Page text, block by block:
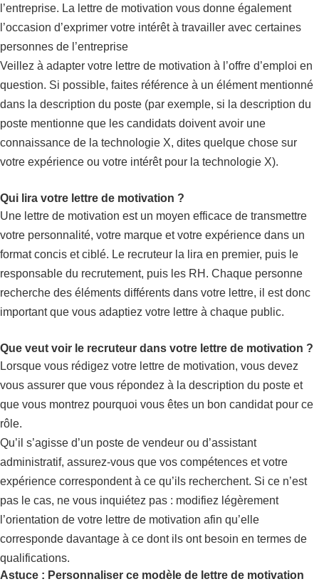
l’entreprise. La lettre de motivation vous donne également
l’occasion d’exprimer votre intérêt à travailler avec certaines
personnes de l’entreprise
Veillez à adapter votre lettre de motivation à l’offre d’emploi en
question. Si possible, faites référence à un élément mentionné
dans la description du poste (par exemple, si la description du
poste mentionne que les candidats doivent avoir une
connaissance de la technologie X, dites quelque chose sur
votre expérience ou votre intérêt pour la technologie X).
Qui lira votre lettre de motivation ?
Une lettre de motivation est un moyen efficace de transmettre
votre personnalité, votre marque et votre expérience dans un
format concis et ciblé. Le recruteur la lira en premier, puis le
responsable du recrutement, puis les RH. Chaque personne
recherche des éléments différents dans votre lettre, il est donc
important que vous adaptiez votre lettre à chaque public.
Que veut voir le recruteur dans votre lettre de motivation ?
Lorsque vous rédigez votre lettre de motivation, vous devez
vous assurer que vous répondez à la description du poste et
que vous montrez pourquoi vous êtes un bon candidat pour ce
rôle.
Qu’il s’agisse d’un poste de vendeur ou d’assistant
administratif, assurez-vous que vos compétences et votre
expérience correspondent à ce qu’ils recherchent. Si ce n’est
pas le cas, ne vous inquiétez pas : modifiez légèrement
l’orientation de votre lettre de motivation afin qu’elle
corresponde davantage à ce dont ils ont besoin en termes de
qualifications.
Astuce : Personnaliser ce modèle de lettre de motivation